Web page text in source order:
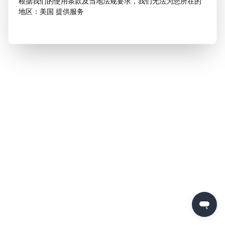
地区：美国 提供服务